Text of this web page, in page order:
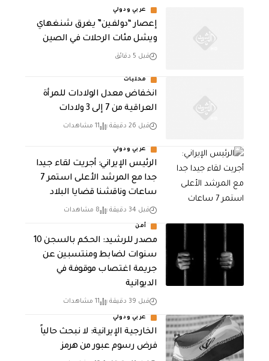
عربي ودولي
إعصار “دولفين” يغرق شنغهاي
ويشل مئات الرحلات في الصين
قبل 5 دقائق
محليات
انخفاض معدل الولادات للمرأة
العراقية من 7 إلى 3 ولادات
قبل 26 دقيقة 11 مشاهدات
عربي ودولي
الرئيس الإيراني: أجريت لقاء جيدا
جدا مع المرشد الأعلى استمر 7
ساعات وناقشنا قضايا البلاد
قبل 34 دقيقة 8 مشاهدات
أمن
مصدر للرشيد: الحكم بالسجن 10
سنوات لضابط ومنتسبين عن
جريمة اغتصاب موقوفة في
الديوانية
قبل 39 دقيقة 11 مشاهدات
عربي ودولي
الخارجية الإيرانية: لا نبحث حالياً
فرض رسوم عبور من هرمز